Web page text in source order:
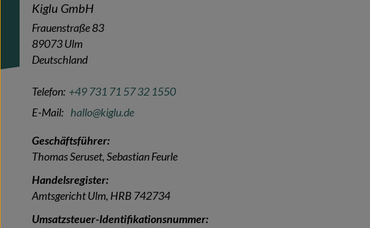
Kiglu GmbH
Frauenstraße 83
89073 Ulm
Deutschland
Telefon: +49 731 71 57 32 1550
E-Mail: hallo@kiglu.de
Geschäftsführer:
Thomas Seruset, Sebastian Feurle
Handelsregister:
Amtsgericht Ulm, HRB 742734
Umsatzsteuer-Identifikationsnummer: